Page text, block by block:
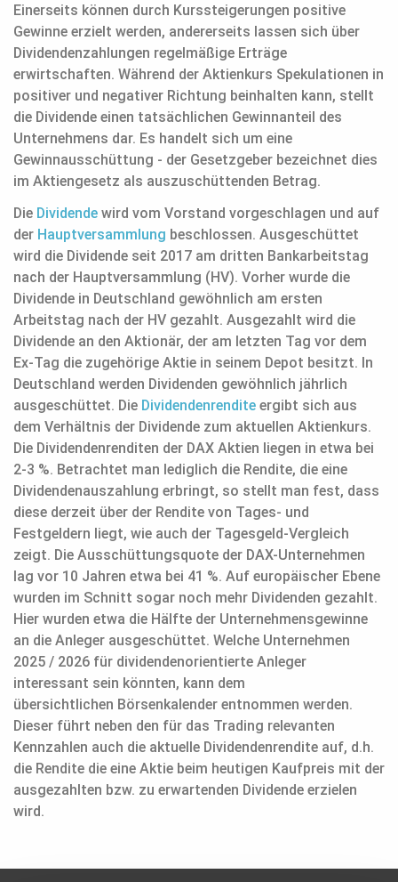
Einerseits können durch Kurssteigerungen positive
Gewinne erzielt werden, andererseits lassen sich über
Dividendenzahlungen regelmäßige Erträge
erwirtschaften. Während der Aktienkurs Spekulationen in
positiver und negativer Richtung beinhalten kann, stellt
die Dividende einen tatsächlichen Gewinnanteil des
Unternehmens dar. Es handelt sich um eine
Gewinnausschüttung - der Gesetzgeber bezeichnet dies
im Aktiengesetz als auszuschüttenden Betrag.
Die Dividende wird vom Vorstand vorgeschlagen und auf
der Hauptversammlung beschlossen. Ausgeschüttet
wird die Dividende seit 2017 am dritten Bankarbeitstag
nach der Hauptversammlung (HV). Vorher wurde die
Dividende in Deutschland gewöhnlich am ersten
Arbeitstag nach der HV gezahlt. Ausgezahlt wird die
Dividende an den Aktionär, der am letzten Tag vor dem
Ex-Tag die zugehörige Aktie in seinem Depot besitzt. In
Deutschland werden Dividenden gewöhnlich jährlich
ausgeschüttet. Die Dividendenrendite ergibt sich aus
dem Verhältnis der Dividende zum aktuellen Aktienkurs.
Die Dividendenrenditen der DAX Aktien liegen in etwa bei
2-3 %. Betrachtet man lediglich die Rendite, die eine
Dividendenauszahlung erbringt, so stellt man fest, dass
diese derzeit über der Rendite von Tages- und
Festgeldern liegt, wie auch der Tagesgeld-Vergleich
zeigt. Die Ausschüttungsquote der DAX-Unternehmen
lag vor 10 Jahren etwa bei 41 %. Auf europäischer Ebene
wurden im Schnitt sogar noch mehr Dividenden gezahlt.
Hier wurden etwa die Hälfte der Unternehmensgewinne
an die Anleger ausgeschüttet. Welche Unternehmen
2025 / 2026 für dividendenorientierte Anleger
interessant sein könnten, kann dem
übersichtlichen Börsenkalender entnommen werden.
Dieser führt neben den für das Trading relevanten
Kennzahlen auch die aktuelle Dividendenrendite auf, d.h.
die Rendite die eine Aktie beim heutigen Kaufpreis mit der
ausgezahlten bzw. zu erwartenden Dividende erzielen
wird.